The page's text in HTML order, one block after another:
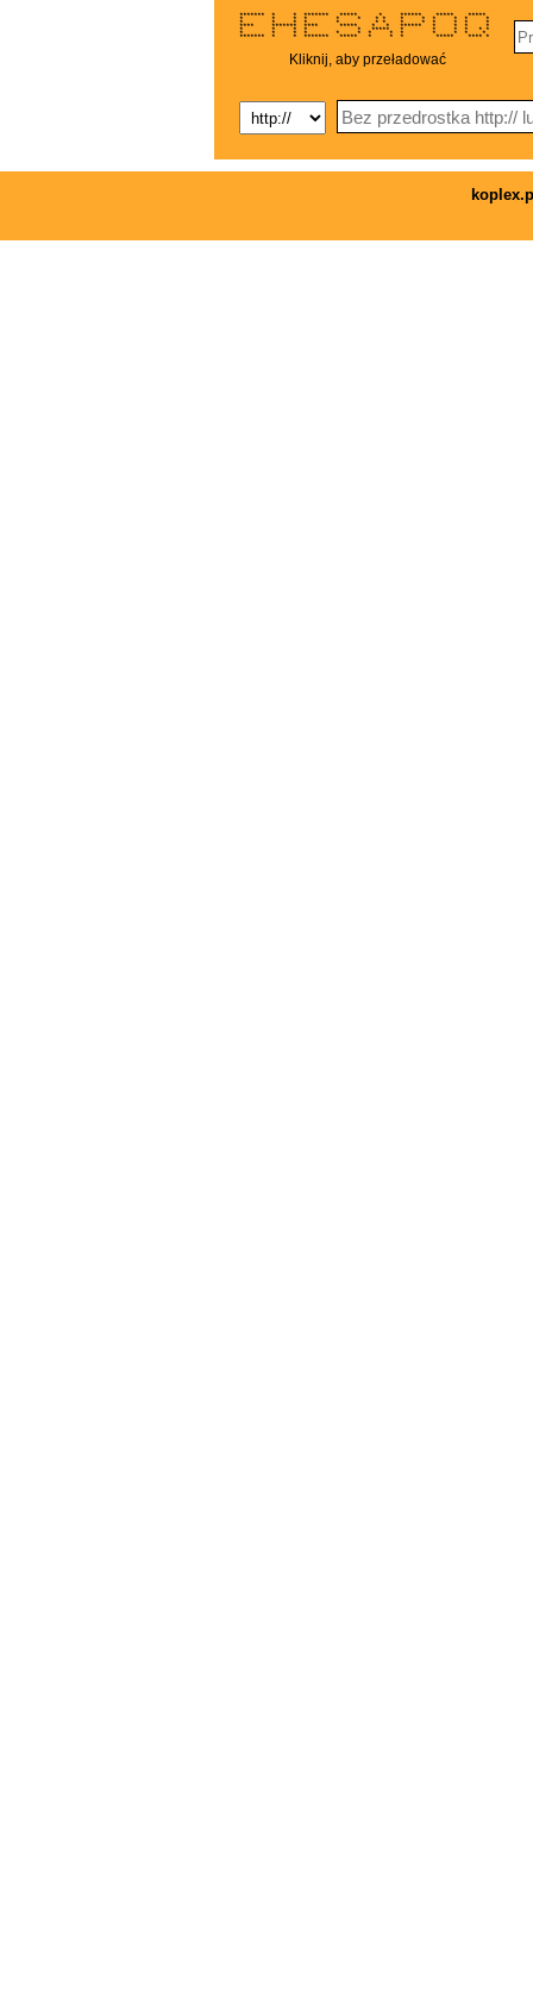
******* * * ******* ***** * ****** ***** *****
* * * * * * * * * * * * * *
* * * * * * * * * * * * *
**** ******* **** ***** * * ****** * * * *
* * * * * ***** * * * * * *
* * * * * * * * * * * * *
******* * * ******* ***** * * * ***** **** *
Kliknij, aby przeładować